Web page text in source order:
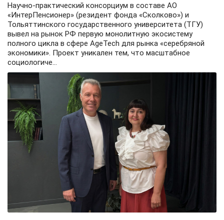
Научно-практический консорциум в составе АО
«ИнтерПенсионер» (резидент фонда «Сколково») и
Тольяттинского государственного университета (ТГУ)
вывел на рынок РФ первую монолитную экосистему
полного цикла в сфере AgeTech для рынка «серебряной
экономики». Проект уникален тем, что масштабное
социологиче...